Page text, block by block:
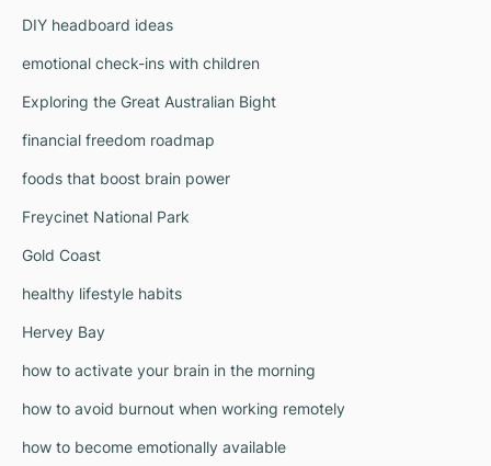
DIY headboard ideas
emotional check-ins with children
Exploring the Great Australian Bight
financial freedom roadmap
foods that boost brain power
Freycinet National Park
Gold Coast
healthy lifestyle habits
Hervey Bay
how to activate your brain in the morning
how to avoid burnout when working remotely
how to become emotionally available